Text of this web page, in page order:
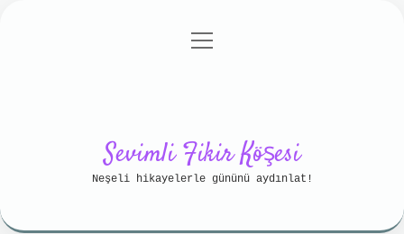
Gizlilik Politikası
menüyü
Sevimli Fikir Köşesi
Neşeli hikayelerle gününü aydınlat!